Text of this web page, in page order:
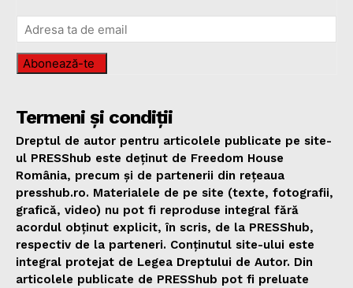
Abonează-te
Termeni și condiții
Dreptul de autor pentru articolele publicate pe site-
ul PRESShub este deținut de Freedom House
România, precum și de partenerii din rețeaua
presshub.ro. Materialele de pe site (texte, fotografii,
grafică, video) nu pot fi reproduse integral fără
acordul obținut explicit, în scris, de la PRESShub,
respectiv de la parteneri. Conținutul site-ului este
integral protejat de Legea Dreptului de Autor. Din
articolele publicate de PRESShub pot fi preluate